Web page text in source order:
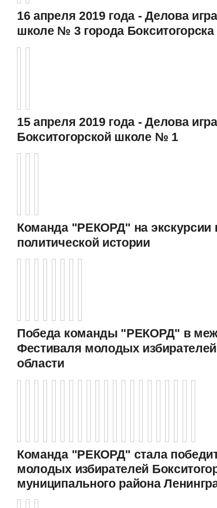
16 апреля 2019 года - Делова
школе № 3 города Бокситогорска
15 апреля 2019 года - Делова
Бокситогорской школе № 1
Команда "РЕКОРД" на экскурсии
политической истории
Победа команды "РЕКОРД" в
Фестиваля молодых
области
Команда "РЕКОРД" стала
молодых избирателей
муниципального района